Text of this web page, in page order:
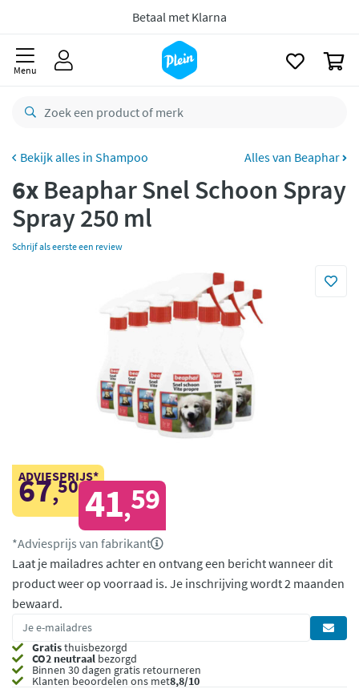
Gratisretourneren
8,8/10
CO2 neutraal
Menu
Shampoo Alles van Beaphar
6x Beaphar Snel Schoon Spray
Spray 250 ml
Schrijf als eerste een review
ADVIESPRIJS*
67,50 41,59
*Adviesprijs van fabrikant
Laat je mailadres achter en ontvang een bericht wanneer dit
product weer op voorraad is. Je inschrijving wordt 2 maanden
bewaard.
Gratisthuisbezorgd
CO2 neutraal bezorgd
Binnen 30 dagen gratis retourneren
Klanten beoordelen ons met8,8/10